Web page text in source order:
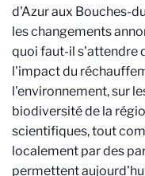
d'Azur aux Bouches-
les changements
quoi faut-il s'attendre
l'impact du
l'environnement, sur
biodiversité de la
scientifiques, tout
localement par des
permettent